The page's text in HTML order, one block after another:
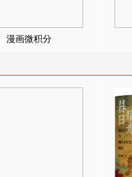
漫画微积分